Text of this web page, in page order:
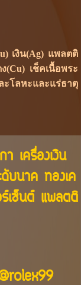
เงิน(Ag) แพลตติ
(Cu) เช็คเนื้อพระ
ะโลหะและแร่ธาตุ
เครื่องเงิน
บนาค ทองเค
ร์เซ็นต์ แพลตติ